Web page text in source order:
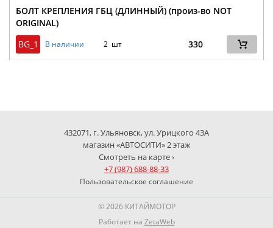
БОЛТ КРЕПЛЕНИЯ ГБЦ (ДЛИННЫЙ) (произ-во NOT
ORIGINAL)
BG_1
В наличии 2 шт 330
432071, г. Ульяновск, ул. Урицкого 43А
магазин «АВТОСИТИ» 2 этаж
Смотреть на карте ›
+7 (987) 688-88-33
Пользовательское соглашение
© 2026 КИТАЙМОТОР
Работает на ZetaWeb